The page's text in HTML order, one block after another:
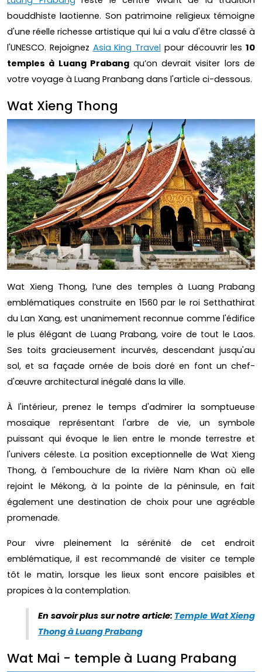
bouddhiste laotienne. Son patrimoine religieux témoigne
d'une réelle richesse artistique qui lui a valu d'être classé à
l'UNESCO. Rejoignez Asia King Travel pour découvrir les 10
temples à Luang Prabang qu’on devrait visiter lors de
votre voyage à Luang Pranbang dans l'article ci-dessous.
Wat Xieng Thong
Wat Xieng Thong, l’une des temples à Luang Prabang
emblématiques construite en 1560 par le roi Setthathirat
du Lan Xang, est unanimement reconnue comme l'édifice
le plus élégant de Luang Prabang, voire de tout le Laos.
Ses toits gracieusement incurvés, descendant jusqu'au
sol, et sa façade ornée de bois doré en font un chef-
d'œuvre architectural inégalé dans la ville.
À l'intérieur, prenez le temps d'admirer la somptueuse
mosaïque représentant l'arbre de vie, un symbole
puissant qui évoque le lien entre le monde terrestre et
l'univers céleste. La position exceptionnelle de Wat Xieng
Thong, à l'embouchure de la rivière Nam Khan où elle
rejoint le Mékong, à la pointe de la péninsule, en fait
également une destination de choix pour une agréable
promenade.
Pour vivre pleinement la sérénité de cet endroit
emblématique, il est recommandé de visiter ce temple
tôt le matin, lorsque les lieux sont encore paisibles et
propices à la contemplation.
En savoir plus sur notre article: Temple Wat Xieng
Thong à Luang Prabang
Wat Mai - temple à Luang Prabang